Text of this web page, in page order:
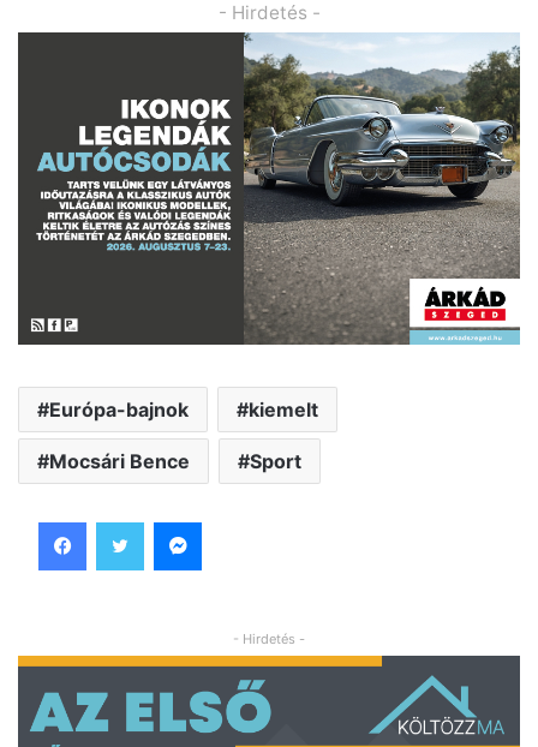
- Hirdetés -
Európa-bajnok kiemelt
Mocsári Bence Sport
- Hirdetés -